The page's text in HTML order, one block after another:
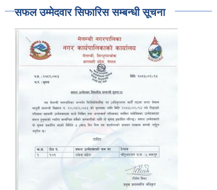
सफल उम्मेदवार सिफारिस सम्बन्धी सूचना